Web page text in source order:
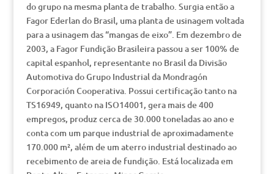
do grupo na mesma planta de trabalho. Surgia então a
Fagor Ederlan do Brasil, uma planta de usinagem voltada
para a usinagem das “mangas de eixo”. Em dezembro de
2003, a Fagor Fundição Brasileira passou a ser 100% de
capital espanhol, representante no Brasil da Divisão
Automotiva do Grupo Industrial da Mondragón
Corporación Cooperativa. Possui certificação tanto na
TS16949, quanto na ISO14001, gera mais de 400
empregos, produz cerca de 30.000 toneladas ao ano e
conta com um parque industrial de aproximadamente
170.000 m², além de um aterro industrial destinado ao
recebimento de areia de fundição. Está localizada em